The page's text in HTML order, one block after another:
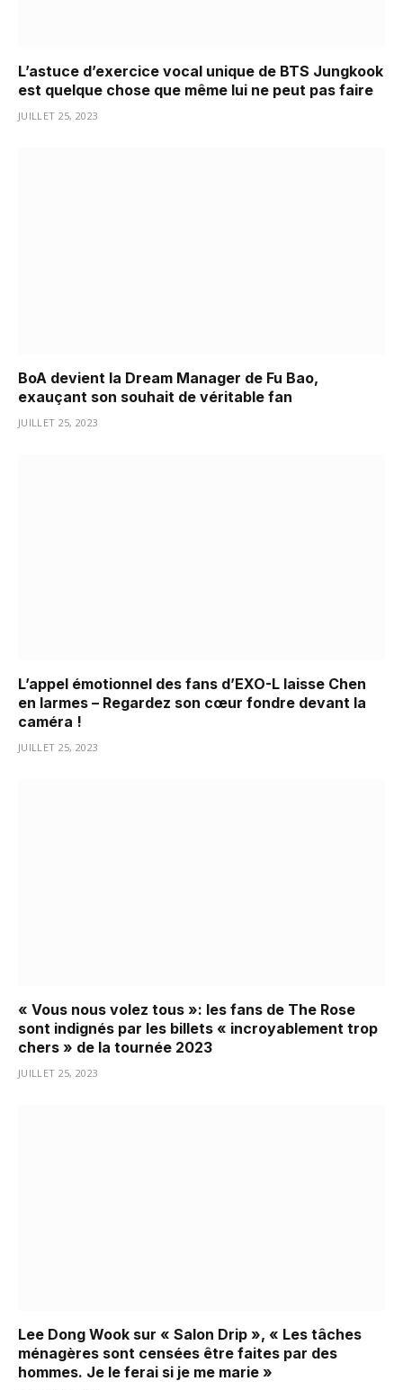
L’astuce d’exercice vocal unique de BTS Jungkook
est quelque chose que même lui ne peut pas faire
JUILLET 25, 2023
BoA devient la Dream Manager de Fu Bao,
exauçant son souhait de véritable fan
JUILLET 25, 2023
L’appel émotionnel des fans d’EXO-L laisse Chen
en larmes – Regardez son cœur fondre devant la
caméra !
JUILLET 25, 2023
« Vous nous volez tous »: les fans de The Rose
sont indignés par les billets « incroyablement trop
chers » de la tournée 2023
JUILLET 25, 2023
Lee Dong Wook sur « Salon Drip », « Les tâches
ménagères sont censées être faites par des
hommes. Je le ferai si je me marie »